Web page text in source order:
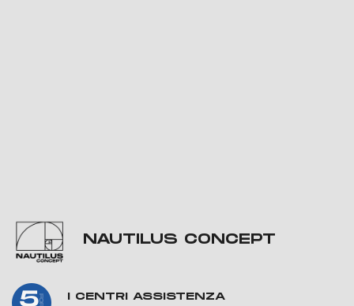
NAUTILUS CONCEPT
I CENTRI ASSISTENZA